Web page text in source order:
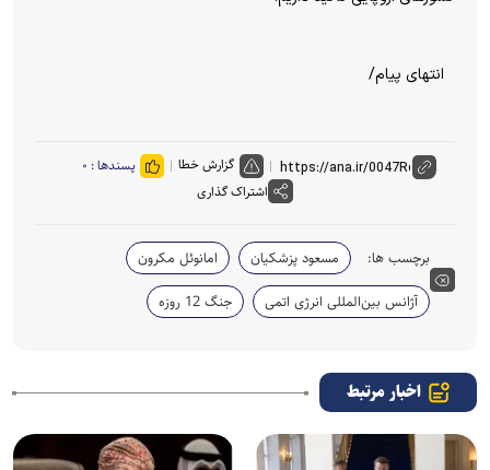
انتهای پیام/
گزارش خطا پسندها : ۰
اشتراک گذاری
برچسب ها: مسعود پزشکیان
امانوئل مکرون
آژانس بین‌المللی انرژی اتمی
جنگ 12 روزه
اخبار مرتبط